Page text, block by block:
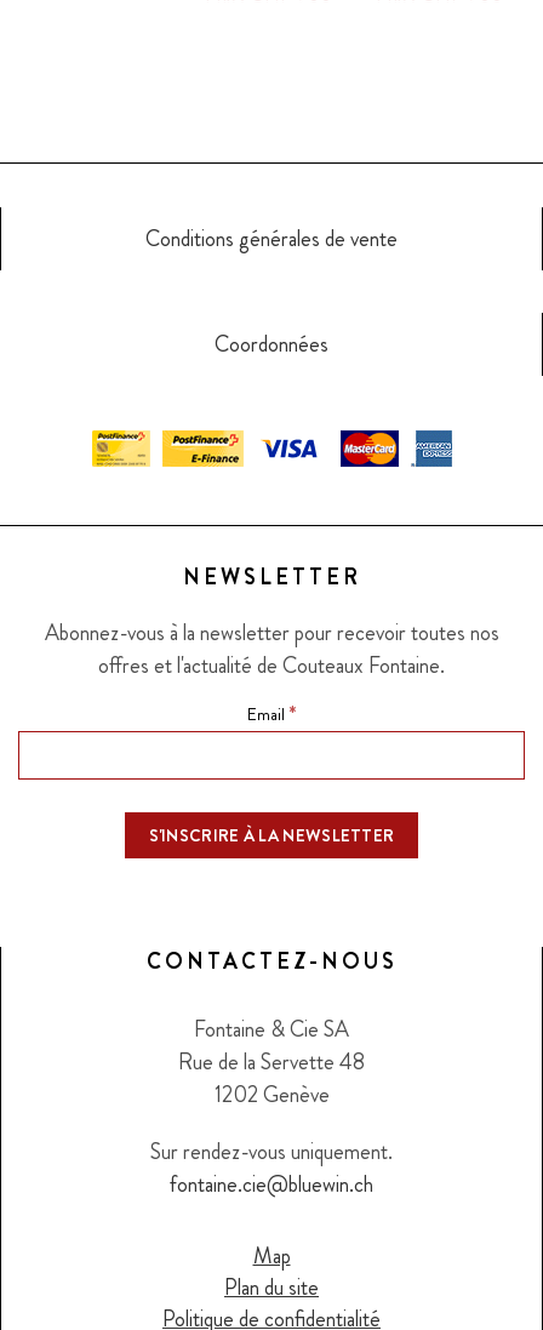
Conditions générales de vente
Coordonnées
NEWSLETTER
Abonnez-vous à la newsletter pour recevoir toutes nos
offres et l'actualité de Couteaux Fontaine.
Email *
CONTACTEZ-NOUS
Fontaine & Cie SA
Rue de la Servette 48
1202 Genève
Sur rendez-vous uniquement.
fontaine.cie@bluewin.ch
Map
Plan du site
Politique de confidentialité